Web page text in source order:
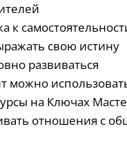
к
свою истину
развиваться
можно
на Ключах
отношения с